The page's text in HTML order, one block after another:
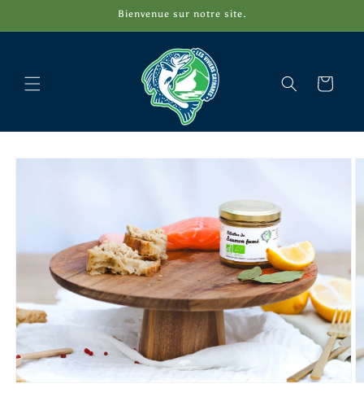
au
Bienvenue sur notre site.
Panier
Passer aux